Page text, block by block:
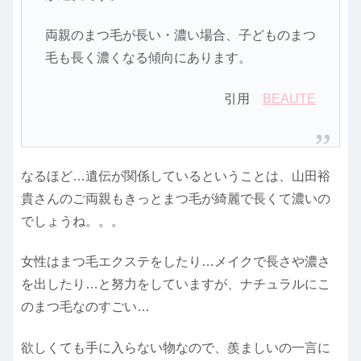
両親のまつ毛が長い・濃い場合、子どものまつ
毛も長く濃くなる傾向にあります。
引用 BEAUTE
なるほど…遺伝が関係しているということは、山田裕
貴さんのご両親もきっとまつ毛が綺麗で長くて濃いの
でしょうね。。。
女性はまつ毛エクステをしたり…メイクで長さや濃さ
を出したり…と努力をしていますが、ナチュラルにこ
のまつ毛なのすごい…
欲しくても手に入らない物なので、羨ましいの一言に